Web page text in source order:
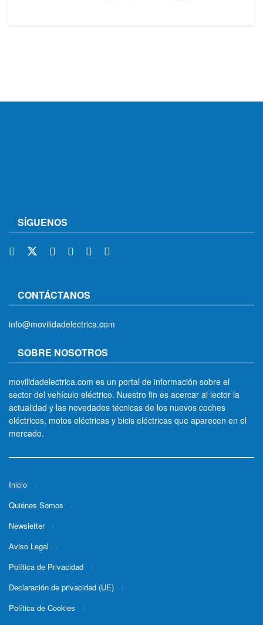
SÍGUENOS
CONTÁCTANOS
info@movilidadelectrica.com
SOBRE NOSOTROS
movilidadelectrica.com es un portal de información sobre el
sector del vehículo eléctrico. Nuestro fin es acercar al lector la
actualidad y las novedades técnicas de los nuevos coches
eléctricos, motos eléctricas y bicis eléctricas que aparecen en el
mercado.
Inicio
Quiénes Somos
Newsletter
Aviso Legal
Política de Privacidad
Declaración de privacidad (UE)
Política de Cookies